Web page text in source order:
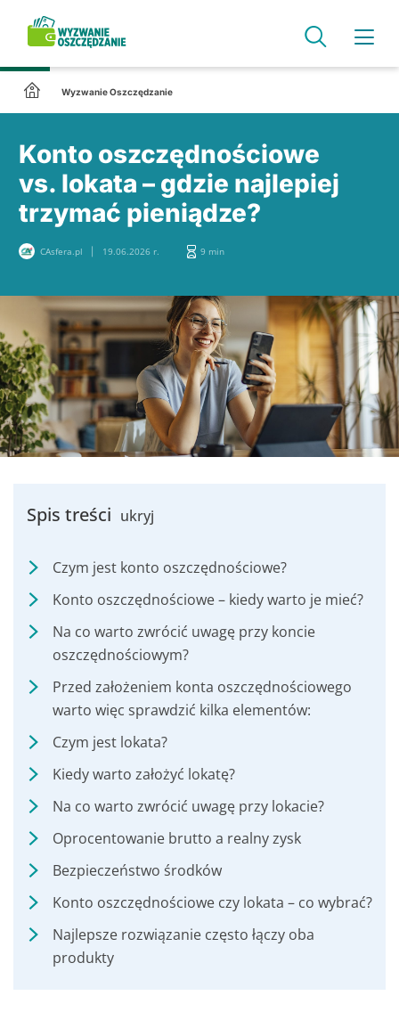
Wyzwanie Oszczędzanie
Konto oszczędnościowe
vs. lokata – gdzie najlepiej
trzymać pieniądze?
CAsfera.pl 19.06.2026 r. 9 min
Spis treści ukryj
Czym jest konto oszczędnościowe?
Konto oszczędnościowe – kiedy warto je mieć?
Na co warto zwrócić uwagę przy koncie
oszczędnościowym?
Przed założeniem konta oszczędnościowego
warto więc sprawdzić kilka elementów:
Czym jest lokata?
Kiedy warto założyć lokatę?
Na co warto zwrócić uwagę przy lokacie?
Oprocentowanie brutto a realny zysk
Bezpieczeństwo środków
Konto oszczędnościowe czy lokata – co wybrać?
Najlepsze rozwiązanie często łączy oba
produkty